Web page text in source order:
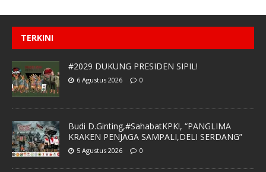
TERKINI
#2029 DUKUNG PRESIDEN SIPIL!
6 Agustus 2026 0
Budi D.Ginting,#SahabatKPK!, “PANGLIMA
KRAKEN PENJAGA SAMPALI,DELI SERDANG”
5 Agustus 2026 0